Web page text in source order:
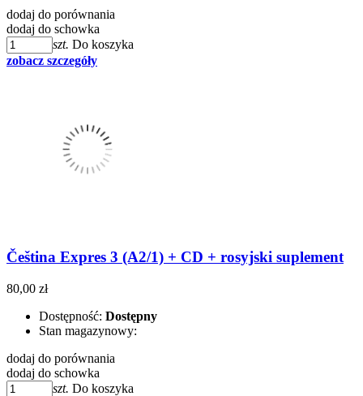
dodaj do porównania
dodaj do schowka
szt. Do koszyka
zobacz szczegóły
Čeština Expres 3 (A2/1) + CD + rosyjski suplement
80,00 zł
Dostępność: Dostępny
Stan magazynowy:
dodaj do porównania
dodaj do schowka
szt. Do koszyka